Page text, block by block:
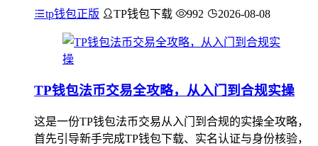
tp钱包正版 TP钱包下载 992 2026-08-08
TP钱包法币交易全攻略，从入门到合规实操
这是一份TP钱包法币交易从入门到合规的实操全攻略，
首先引导新手完成TP钱包下载、实名认证与身份核验，